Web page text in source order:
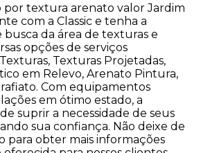
por textura arenato valor Jardim
com a Classic e tenha a
da área de texturas e
opções de serviços
Texturas Projetadas,
em Relevo, Arenato Pintura,
Com equipamentos
em ótimo estado, a
suprir a necessidade de seus
sua confiança. Não deixe de
para obter mais informações